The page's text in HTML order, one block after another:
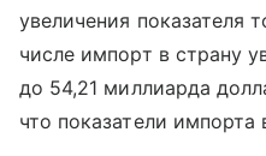
увеличения показателя
числе импорт в страну
до 54,21 миллиарда
что показатели